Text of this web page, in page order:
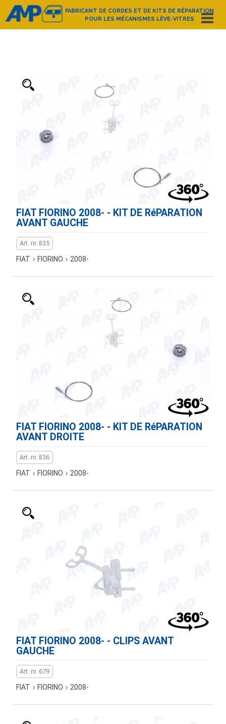
FABRICANT DE CORDES ET DE KITS DE RÉPARATION
POUR LES MÉCANISMES LÈVE-VITRES
ACCUEIL
QUI SOMMES-NOUS?
FIAT FIORINO 2008- - KIT DE RéPARATION
AVANT GAUCHE
Art. nr. 835
FIAT › FIORINO › 2008-
FIAT FIORINO 2008- - KIT DE RéPARATION
AVANT DROITE
Art. nr. 836
FIAT › FIORINO › 2008-
FIAT FIORINO 2008- - CLIPS AVANT
GAUCHE
Art. nr. 679
FIAT › FIORINO › 2008-